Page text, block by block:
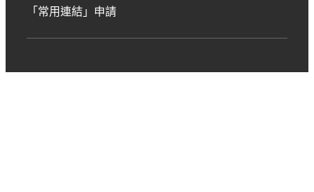
「常用連結」申請